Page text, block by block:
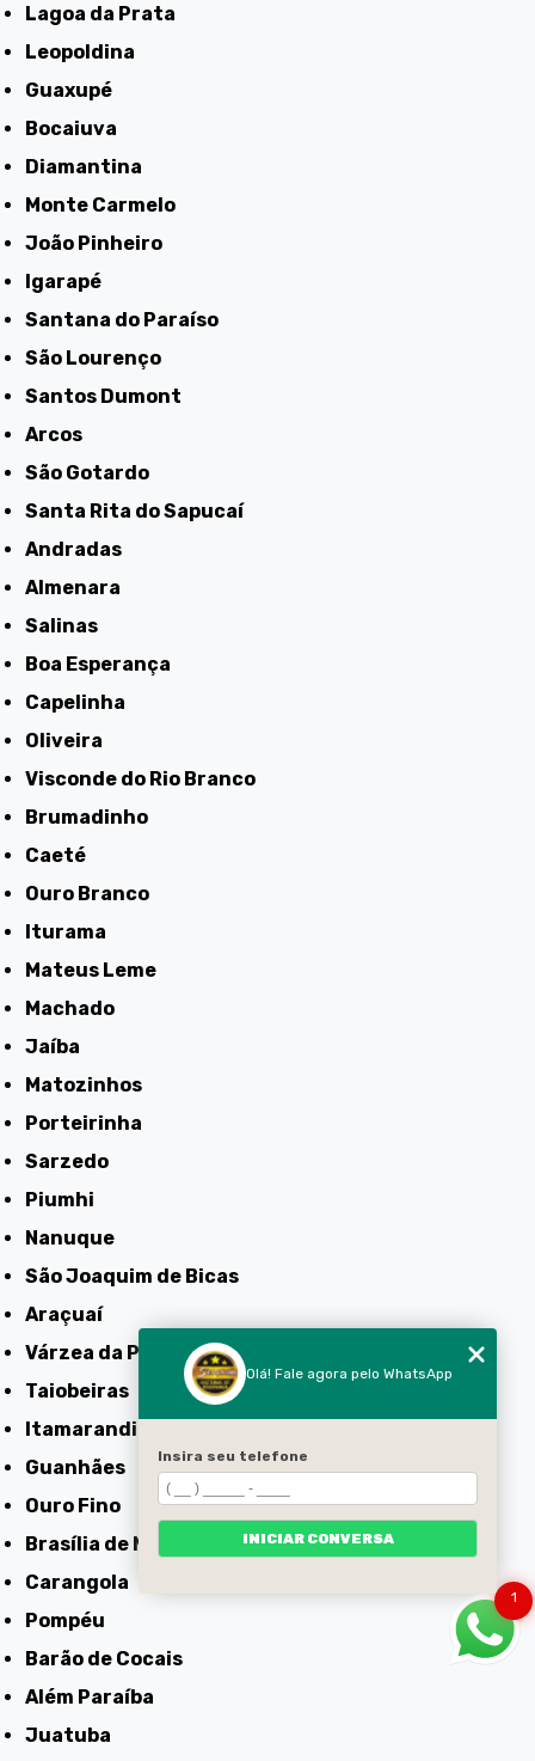
Lagoa da Prata
Leopoldina
Guaxupé
Bocaiuva
Diamantina
Monte Carmelo
João Pinheiro
Igarapé
Santana do Paraíso
São Lourenço
Santos Dumont
Arcos
São Gotardo
Santa Rita do Sapucaí
Andradas
Almenara
Salinas
Boa Esperança
Capelinha
Oliveira
Visconde do Rio Branco
Brumadinho
Caeté
Ouro Branco
Iturama
Mateus Leme
Machado
Jaíba
Matozinhos
Porteirinha
Sarzedo
Piumhi
Nanuque
São Joaquim de Bicas
Araçuaí
Várzea da Palma
Taiobeiras
Itamarandiba
Guanhães
Ouro Fino
Brasília de Minas
Carangola
Pompéu
Barão de Cocais
Além Paraíba
Juatuba
1
Olá! Fale agora pelo WhatsApp
Insira seu telefone
INICIAR CONVERSA